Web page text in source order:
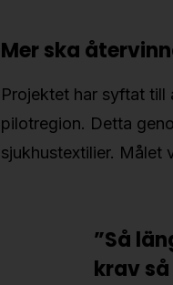
Mer ska
Projektet har syftat till
pilotregion. Detta
sjukhustextilier. Målet
”Så
krav